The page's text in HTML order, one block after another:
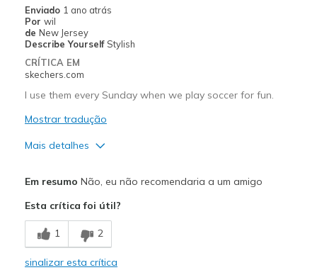
Enviado 1 ano atrás
Por wil
de New Jersey
Describe Yourself Stylish
CRÍTICA EM
skechers.com
I use them every Sunday when we play soccer for fun.
Mostrar tradução
Mais detalhes
Comfortable
Stylish
Em resumo Não, eu não recomendaria a um amigo
Esta crítica foi útil?
1 2
sinalizar esta crítica